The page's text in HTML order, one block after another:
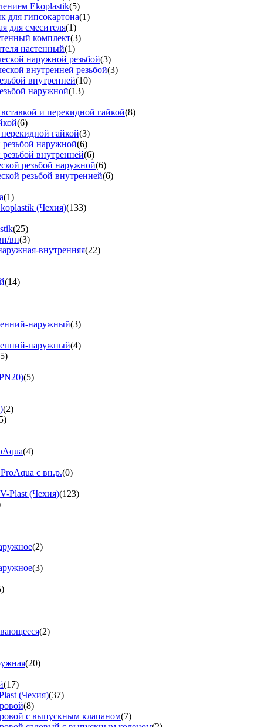
Ekoplastik(5)
для гипсокартона(1)
для смесителя(1)
комплект(3)
настенный(1)
наружной резьбой(3)
внутренней резьбой(3)
внутренней(10)
наружной(13)
и перекидной гайкой(8)
(6)
гайкой(3)
наружной(6)
внутренней(6)
резьбой наружной(6)
резьбой внутренней(6)
(1)
(Чехия)(133)
(25)
вн(3)
внутренняя(22)
(14)
наружный(3)
наружный(4)
(5)
(2)
(4)
с вн.р.(0)
Plast (Чехия)(123)
(2)
(3)
(2)
(20)
(17)
(Чехия)(37)
(8)
с выпускным клапаном(7)